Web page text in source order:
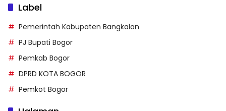
Label
Pemerintah Kabupaten Bangkalan
PJ Bupati Bogor
Pemkab Bogor
DPRD KOTA BOGOR
Pemkot Bogor